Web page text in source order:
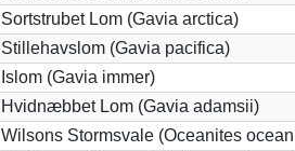
Sortstrubet Lom (Gavia arctica)
Stillehavslom (Gavia pacifica)
Islom (Gavia immer)
Hvidnæbbet Lom (Gavia adamsii)
Wilsons Stormsvale (Oceanites